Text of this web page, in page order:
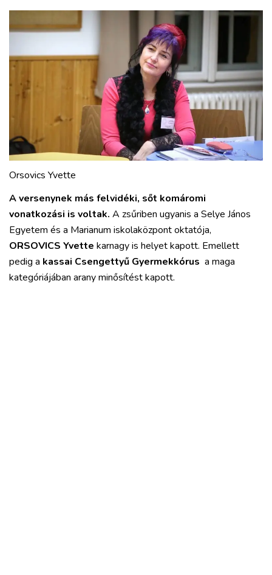
Orsovics Yvette
A versenynek más felvidéki, sőt komáromi
vonatkozási is voltak. A zsűriben ugyanis a Selye János
Egyetem és a Marianum iskolaközpont oktatója,
ORSOVICS Yvette karnagy is helyet kapott. Emellett
pedig a kassai Csengettyű Gyermekkórus a maga
kategóriájában arany minősítést kapott.